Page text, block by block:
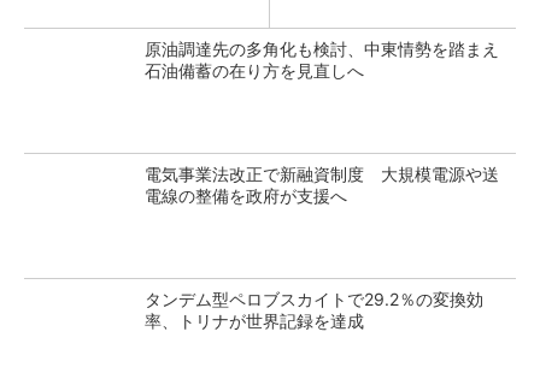
原油調達先の多角化も検討、中東情勢を踏まえ
石油備蓄の在り方を見直しへ
電気事業法改正で新融資制度 大規模電源や送
電線の整備を政府が支援へ
タンデム型ペロブスカイトで29.2％の変換効
率、トリナが世界記録を達成